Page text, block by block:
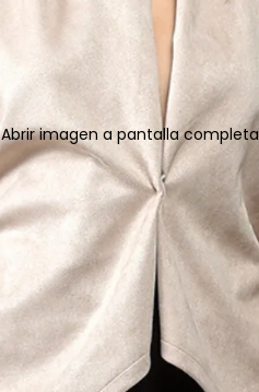
Abrir imagen a pantalla completa